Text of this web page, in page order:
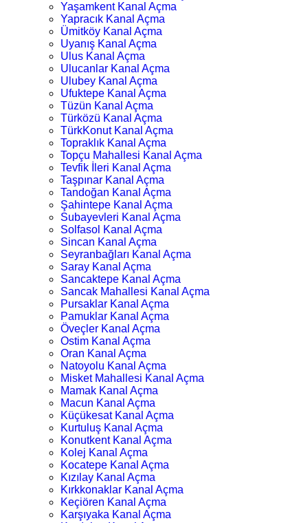
Yaşamkent Kanal Açma
Yapracık Kanal Açma
Ümitköy Kanal Açma
Uyanış Kanal Açma
Ulus Kanal Açma
Ulucanlar Kanal Açma
Ulubey Kanal Açma
Ufuktepe Kanal Açma
Tüzün Kanal Açma
Türközü Kanal Açma
TürkKonut Kanal Açma
Topraklık Kanal Açma
Topçu Mahallesi Kanal Açma
Tevfik İleri Kanal Açma
Taşpınar Kanal Açma
Tandoğan Kanal Açma
Şahintepe Kanal Açma
Subayevleri Kanal Açma
Solfasol Kanal Açma
Sincan Kanal Açma
Seyranbağları Kanal Açma
Saray Kanal Açma
Sancaktepe Kanal Açma
Sancak Mahallesi Kanal Açma
Pursaklar Kanal Açma
Pamuklar Kanal Açma
Öveçler Kanal Açma
Ostim Kanal Açma
Oran Kanal Açma
Natoyolu Kanal Açma
Misket Mahallesi Kanal Açma
Mamak Kanal Açma
Macun Kanal Açma
Küçükesat Kanal Açma
Kurtuluş Kanal Açma
Konutkent Kanal Açma
Kolej Kanal Açma
Kocatepe Kanal Açma
Kızılay Kanal Açma
Kırkkonaklar Kanal Açma
Keçiören Kanal Açma
Karşıyaka Kanal Açma